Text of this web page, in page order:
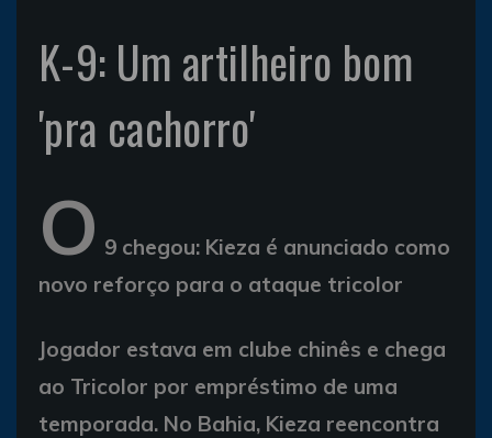
K-9: Um artilheiro bom
'pra cachorro'
O 9 chegou: Kieza é anunciado como
novo reforço para o ataque tricolor
Jogador estava em clube chinês e chega
ao Tricolor por empréstimo de uma
temporada. No Bahia, Kieza reencontra